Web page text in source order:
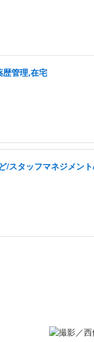
歴管理,在宅
スタッフマネジメン